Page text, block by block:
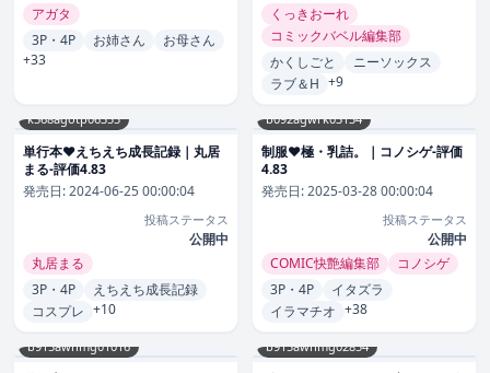
アガタ
3P・4P
お姉さん
お母さん
+33
くっきおーれ
コミックバベル編集部
かくしごと
ニーソックス
ラブ＆H +9
k568agotp06355
単行本❤えちえち成長記録｜丸居
まる-評価4.83
発売日:2024-06-25 00:00:04
投稿ステータス
公開中
丸居まる
3P・4P
えちえち成長記録
コスプレ +10
b092agwrk03134
制服❤極・乳詰。｜コノシゲ-評価
4.83
発売日:2025-03-28 00:00:04
投稿ステータス
公開中
COMIC快艶編集部
コノシゲ
3P・4P
イタズラ
イラマチオ +38
b915awnmg01016 b915awnmg02854